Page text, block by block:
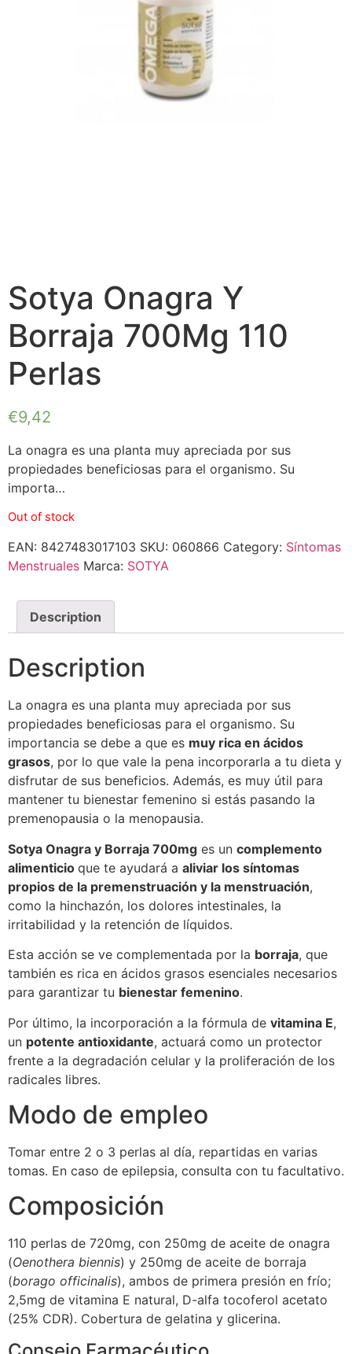
Sotya Onagra Y
Borraja 700Mg 110
Perlas
€9,42
La onagra es una planta muy apreciada por sus
propiedades beneficiosas para el organismo. Su
importa…
Out of stock
EAN: 8427483017103 SKU: 060866 Category: Síntomas
Menstruales Marca: SOTYA
Description
Description
La onagra es una planta muy apreciada por sus
propiedades beneficiosas para el organismo. Su
importancia se debe a que es muy rica en ácidos
grasos, por lo que vale la pena incorporarla a tu dieta y
disfrutar de sus beneficios. Además, es muy útil para
mantener tu bienestar femenino si estás pasando la
premenopausia o la menopausia.
Sotya Onagra y Borraja 700mg es un complemento
alimenticio que te ayudará a aliviar los síntomas
propios de la premenstruación y la menstruación,
como la hinchazón, los dolores intestinales, la
irritabilidad y la retención de líquidos.
Esta acción se ve complementada por la borraja, que
también es rica en ácidos grasos esenciales necesarios
para garantizar tu bienestar femenino.
Por último, la incorporación a la fórmula de vitamina E,
un potente antioxidante, actuará como un protector
frente a la degradación celular y la proliferación de los
radicales libres.
Modo de empleo
Tomar entre 2 o 3 perlas al día, repartidas en varias
tomas. En caso de epilepsia, consulta con tu facultativo.
Composición
110 perlas de 720mg, con 250mg de aceite de onagra
(Oenothera biennis) y 250mg de aceite de borraja
(borago officinalis), ambos de primera presión en frío;
2,5mg de vitamina E natural, D-alfa tocoferol acetato
(25% CDR). Cobertura de gelatina y glicerina.